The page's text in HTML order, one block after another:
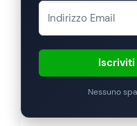
Nessuno